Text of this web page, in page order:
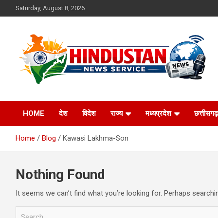
to
Saturday, August 8, 2026
Hindustan News
Service
HOME देश विदेश राज्य मध्यप्रदेश छत्तीसगढ़
Home Blog Kawasi Lakhma-Son
Nothing Found
It seems we can’t find what you’re looking for. Perhaps